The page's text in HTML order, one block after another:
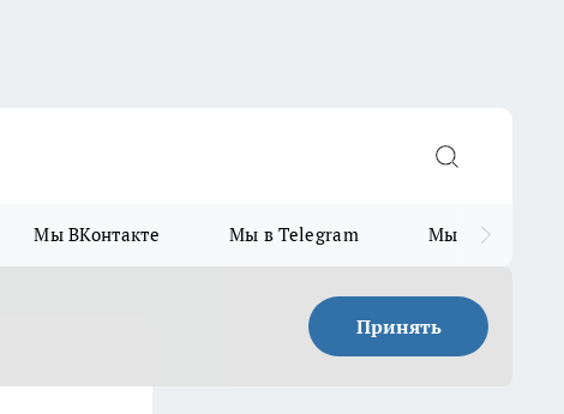
Мы ВКонтакте Мы в Telegram Мы в MAX
Принять